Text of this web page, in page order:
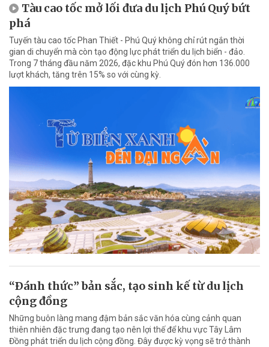
Tàu cao tốc mở lối đưa du lịch Phú Quý bứt
phá
Tuyến tàu cao tốc Phan Thiết - Phú Quý không chỉ rút ngắn thời
gian di chuyển mà còn tạo động lực phát triển du lịch biển - đảo.
Trong 7 tháng đầu năm 2026, đặc khu Phú Quý đón hơn 136.000
lượt khách, tăng trên 15% so với cùng kỳ.
“Ðánh thức” bản sắc, tạo sinh kế từ du lịch
cộng đồng
Những buôn làng mang đậm bản sắc văn hóa cùng cảnh quan
thiên nhiên đặc trưng đang tạo nên lợi thế để khu vực Tây Lâm
Đồng phát triển du lịch cộng đồng. Đây được kỳ vọng sẽ trở thành